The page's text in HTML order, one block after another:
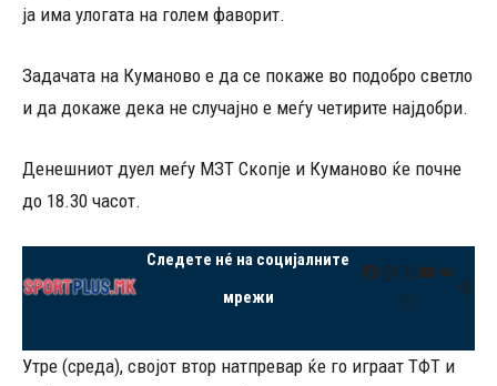
ја има улогата на голем фаворит.
Задачата на Куманово е да се покаже во подобро светло
и да докаже дека не случајно е меѓу четирите најдобри.
Денешниот дуел меѓу МЗТ Скопје и Куманово ќе почне
до 18.30 часот.
Следете нé на социјалните
мрежи
Facebook
Instagram
X YouTube
VK
Mail
Утре (среда), својот втор натпревар ќе го играат ТФТ и